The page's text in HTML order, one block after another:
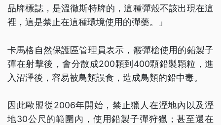
品牌標誌，是溫徹斯特牌的，這種彈殼不該出現在這
裡，這是禁止在這種環境使用的彈藥。」
卡馬格自然保護區管理員表示，霰彈槍使用的鉛製子
彈在射擊後，會分散成200顆到400顆鉛製顆粒，進
入沼澤後，容易被鳥類誤食，造成鳥類的鉛中毒。
因此歐盟從2006年開始，禁止獵人在溼地內以及溼
地30公尺的範圍內，使用鉛製子彈狩獵；甚至還在